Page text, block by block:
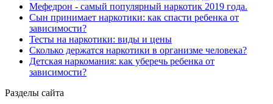
Мефедрон - самый популярный наркотик 2019 года.
Сын принимает наркотики: как спасти ребенка от
зависимости?
Тесты на наркотики: виды и цены
Сколько держатся наркотики в организме человека?
Детская наркомания: как уберечь ребенка от
зависимости?
Разделы сайта